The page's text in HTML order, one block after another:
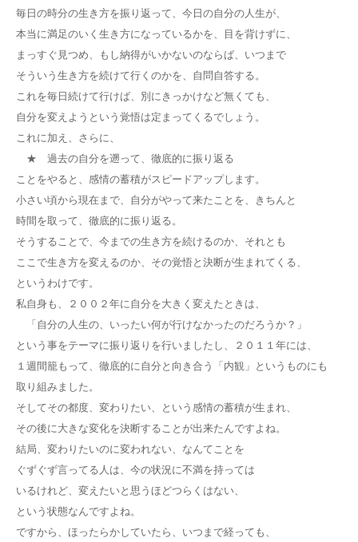
毎日の時分の生き方を振り返って、今日の自分の人生が、
本当に満足のいく生き方になっているかを、目を背けずに、
まっすぐ見つめ、もし納得がいかないのならば、いつまで
そういう生き方を続けて行くのかを、自問自答する。
これを毎日続けて行けば、別にきっかけなど無くても、
自分を変えようという覚悟は定まってくるでしょう。
これに加え、さらに、
★ 過去の自分を遡って、徹底的に振り返る
ことをやると、感情の蓄積がスピードアップします。
小さい頃から現在まで、自分がやって来たことを、きちんと
時間を取って、徹底的に振り返る。
そうすることで、今までの生き方を続けるのか、それとも
ここで生き方を変えるのか、その覚悟と決断が生まれてくる、
というわけです。
私自身も、２００２年に自分を大きく変えたときは、
「自分の人生の、いったい何が行けなかったのだろうか？」
という事をテーマに振り返りを行いましたし、２０１１年には、
１週間籠もって、徹底的に自分と向き合う「内観」というものにも
取り組みました。
そしてその都度、変わりたい、という感情の蓄積が生まれ、
その後に大きな変化を決断することが出来たんですよね。
結局、変わりたいのに変われない、なんてことを
ぐずぐず言ってる人は、今の状況に不満を持っては
いるけれど、変えたいと思うほどつらくはない、
という状態なんですよね。
ですから、ほったらかしていたら、いつまで経っても、